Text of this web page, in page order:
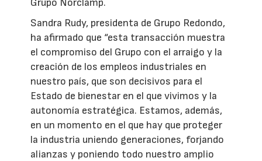
Grupo Norclamp.
Sandra Rudy, presidenta de Grupo Redondo,
ha afirmado que “esta transacción muestra
el compromiso del Grupo con el arraigo y la
creación de los empleos industriales en
nuestro país, que son decisivos para el
Estado de bienestar en el que vivimos y la
autonomía estratégica. Estamos, además,
en un momento en el que hay que proteger
la industria uniendo generaciones, forjando
alianzas y poniendo todo nuestro amplio